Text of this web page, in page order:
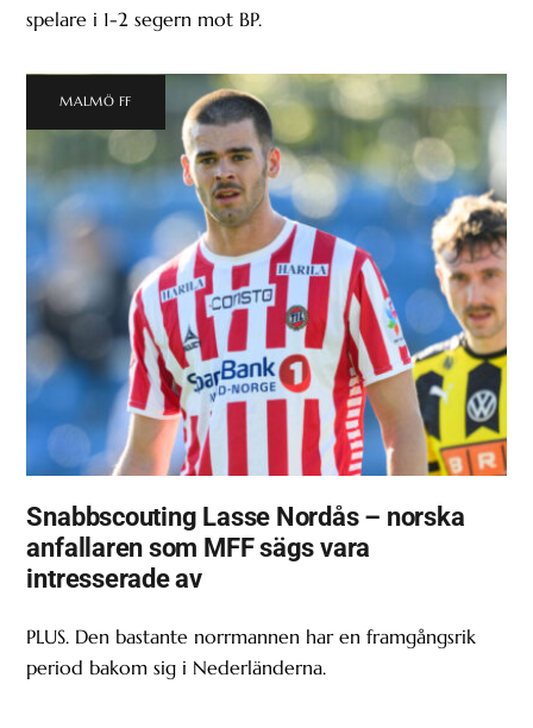
spelare i 1-2 segern mot BP.
MALMÖ FF
Snabbscouting Lasse Nordås – norska
anfallaren som MFF sägs vara
intresserade av
PLUS. Den bastante norrmannen har en framgångsrik
period bakom sig i Nederländerna.